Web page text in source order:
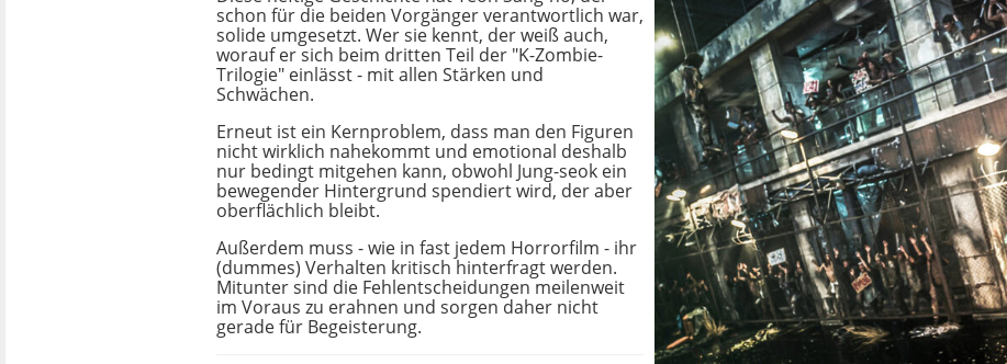
schon für die beiden Vorgänger verantwortlich war,
solide umgesetzt. Wer sie kennt, der weiß auch,
worauf er sich beim dritten Teil der "K-Zombie-
Trilogie" einlässt - mit allen Stärken und
Schwächen.
Erneut ist ein Kernproblem, dass man den Figuren
nicht wirklich nahekommt und emotional deshalb
nur bedingt mitgehen kann, obwohl Jung-seok ein
bewegender Hintergrund spendiert wird, der aber
oberflächlich bleibt.
Außerdem muss - wie in fast jedem Horrorfilm - ihr
(dummes) Verhalten kritisch hinterfragt werden.
Mitunter sind die Fehlentscheidungen meilenweit
im Voraus zu erahnen und sorgen daher nicht
gerade für Begeisterung.